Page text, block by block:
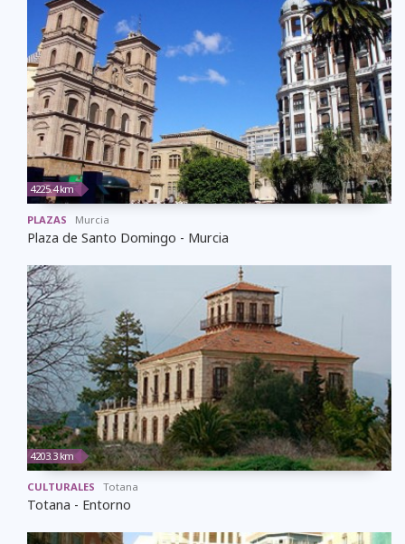
4225.4 km
PLAZAS Murcia
Plaza de Santo Domingo - Murcia
4203.3 km
CULTURALES Totana
Totana - Entorno